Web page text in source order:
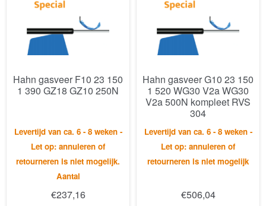
Hahn gasveer F10 23 150
1 390 GZ18 GZ10 250N
Levertijd van ca. 6 - 8 weken -
Let op: annuleren of
€237,16
Hahn gasveer G10 23 150
1 520 WG30 V2a WG30
V2a 500N kompleet RVS
304
Levertijd van ca. 6 - 8 weken -
Let op: annuleren of
retourneren is niet mogelijk
€506,04